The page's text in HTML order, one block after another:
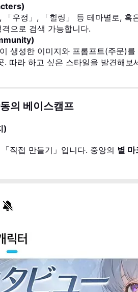
, 「우정」, 「힐링」 등 테마별로, 혹
으로 검색 가능합니다.
생성한 이미지와 프롬프트(주문)를
. 따라 하고 싶은 스타일을 발견해보
의 베이스캠프
)
직접 만들기」입니다. 중앙의 별 마